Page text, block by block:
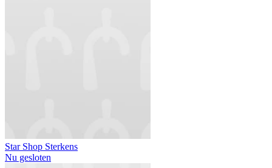
Star Shop Sterkens
Nu gesloten